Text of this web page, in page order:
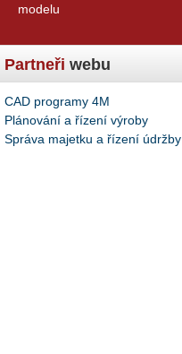
modelu
Partneři webu
CAD programy 4M
Plánování a řízení výroby
Správa majetku a řízení údržby